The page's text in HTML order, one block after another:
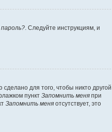
. Следуйте инструкциям, и
для того, чтобы никто другой
пункт Запомнить меня при
Запомнить меня отсутствует, это